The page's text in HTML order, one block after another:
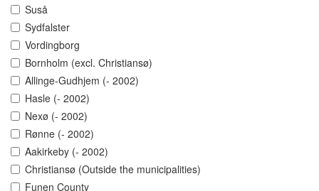
Suså
Sydfalster
Vordingborg
Bornholm (excl. Christiansø)
Allinge-Gudhjem (- 2002)
Hasle (- 2002)
Nexø (- 2002)
Rønne (- 2002)
Aakirkeby (- 2002)
Christiansø (Outside the municipalities)
Funen County